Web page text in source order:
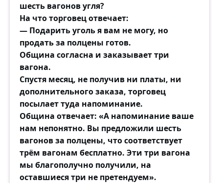
шесть вагонов угля?
На что торговец отвечает:
— Подарить уголь я вам не могу, но
продать за полцены готов.
Община согласна и заказывает три
вагона.
Спустя месяц, не получив ни платы, ни
дополнительного заказа, торговец
посылает туда напоминание.
Община отвечает: «А напоминание ваше
нам непонятно. Вы предложили шесть
вагонов за полцены, что соответствует
трём вагонам бесплатно. Эти три вагона
мы благополучно получили, на
оставшиеся три не претендуем».